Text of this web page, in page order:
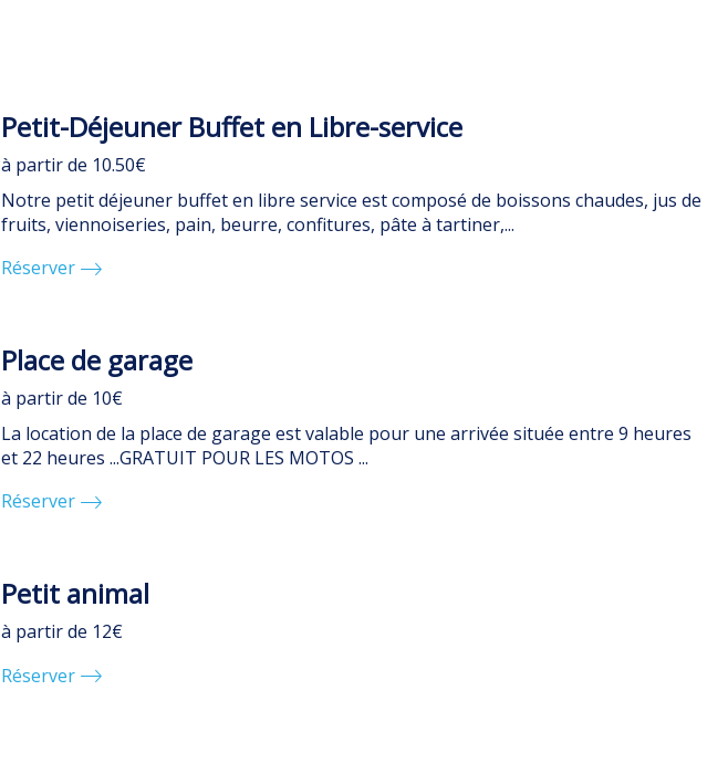
Petit-Déjeuner Buffet en Libre-service
à partir de 10.50€
Notre petit déjeuner buffet en libre service est composé de boissons chaudes, jus de
fruits, viennoiseries, pain, beurre, confitures, pâte à tartiner,...
Réserver
Place de garage
à partir de 10€
La location de la place de garage est valable pour une arrivée située entre 9 heures
et 22 heures ...GRATUIT POUR LES MOTOS ...
Réserver
Petit animal
à partir de 12€
Réserver